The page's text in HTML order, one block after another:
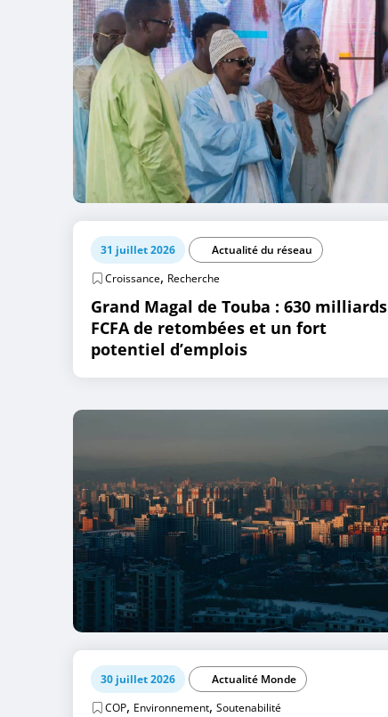
31 juillet 2026
Actualité du réseau
Croissance, Recherche
Grand Magal de Touba : 630 milliards
FCFA de retombées et un fort
potentiel d’emplois
30 juillet 2026
Actualité Monde
COP, Environnement, Soutenabilité